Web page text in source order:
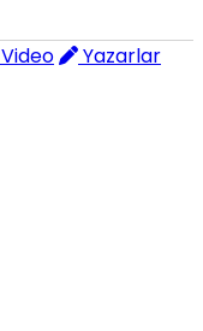
Video
Yazarlar